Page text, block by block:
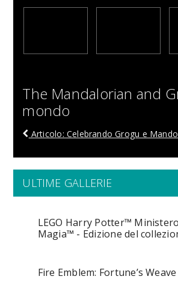
The Mandalorian and
mondo
Articolo: Celebrando Grogu e Mando
ULTIME GALLERIE
LEGO Harry Potter™
Magia™ - Edizione del
Fire Emblem: Fortune’s Weave